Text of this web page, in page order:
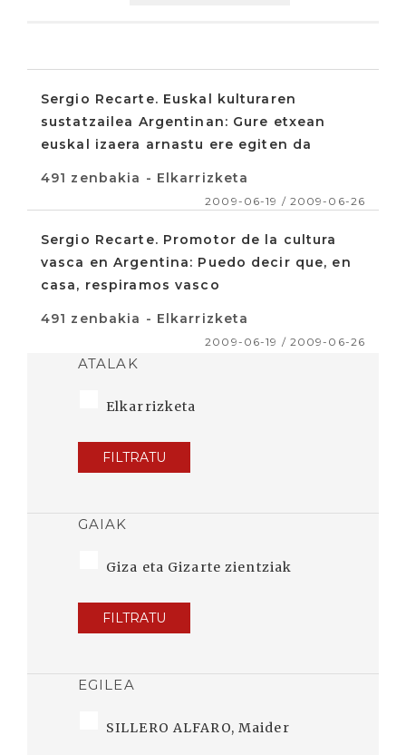
Sergio Recarte. Euskal kulturaren
sustatzailea Argentinan: Gure etxean
euskal izaera arnastu ere egiten da
491 zenbakia - Elkarrizketa
2009-06-19 / 2009-06-26
Sergio Recarte. Promotor de la cultura
vasca en Argentina: Puedo decir que, en
casa, respiramos vasco
491 zenbakia - Elkarrizketa
2009-06-19 / 2009-06-26
ATALAK
Elkarrizketa
FILTRATU
GAIAK
Giza eta Gizarte zientziak
FILTRATU
EGILEA
SILLERO ALFARO, Maider